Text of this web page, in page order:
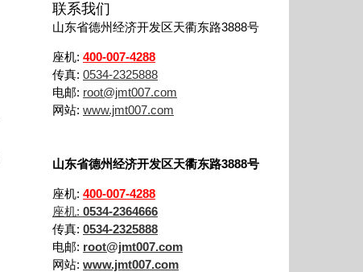
联系我们
山东省德州经济开发区天衢东路3888号
座机: 400-007-4288
传真: 0534-2325888
电邮: root@jmt007.com
网站: www.jmt007.com
山东省德州经济开发区天衢东路3888号
座机: 400-007-4288
座机: 0534-2364666
传真: 0534-2325888
电邮: root@jmt007.com
网站: www.jmt007.com